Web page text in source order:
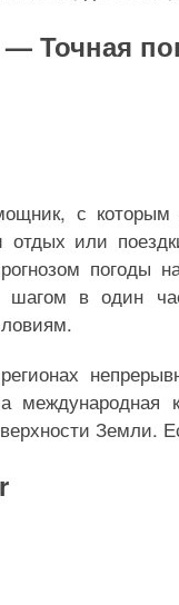
Точная
с которым
отдых или
шагом в один
международная
Земли.